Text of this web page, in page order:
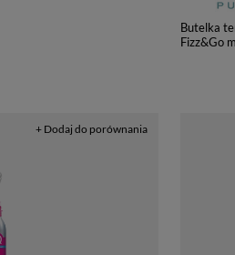
Butelka
Fizz&Go
+ Dodaj do porównania